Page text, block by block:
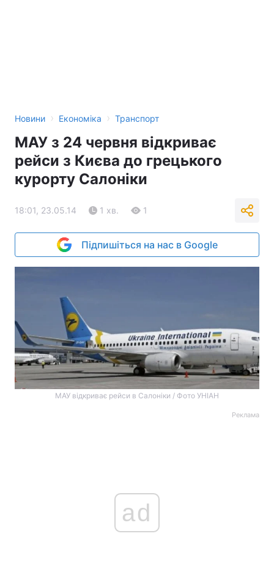
Новини › Економіка › Транспорт
МАУ з 24 червня відкриває
рейси з Києва до грецького
курорту Салоніки
18:01, 23.05.14 1 хв. 1
Підпишіться на нас в Google
МАУ відкриває рейси в Салоніки / Фото УНІАН
Реклама
ad